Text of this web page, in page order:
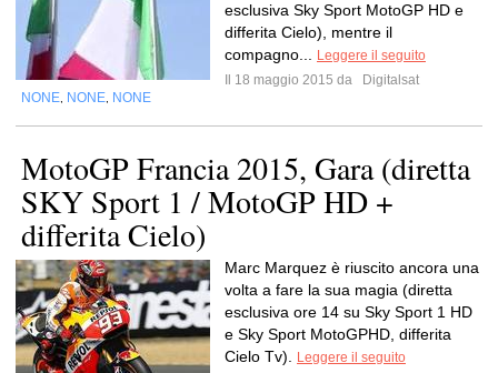
esclusiva Sky Sport MotoGP HD e
differita Cielo), mentre il
compagno...
Leggere il seguito
Il 18 maggio 2015 da
Digitalsat
NONE NONE NONE
MotoGP Francia 2015, Gara (diretta
SKY Sport 1 / MotoGP HD +
differita Cielo)
Marc Marquez è riuscito ancora una
volta a fare la sua magia (diretta
esclusiva ore 14 su Sky Sport 1 HD
e Sky Sport MotoGPHD, differita
Cielo Tv).
Leggere il seguito